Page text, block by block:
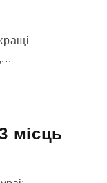
місць